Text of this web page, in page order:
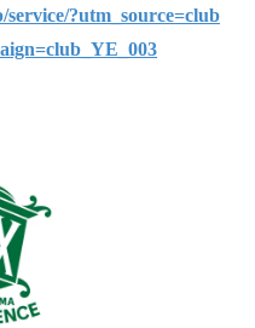
?utm_source=club